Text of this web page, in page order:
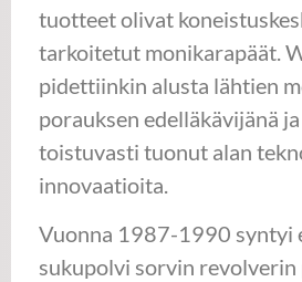
tuotteet olivat
tarkoitetut monikarapäät.
pidettiinkin alusta lähtien
porauksen edelläkävijänä
toistuvasti tuonut alan
innovaatioita.
Vuonna 1987-1990 syntyi
sukupolvi sorvin